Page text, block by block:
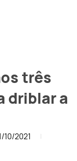
três
driblar a
10/2021